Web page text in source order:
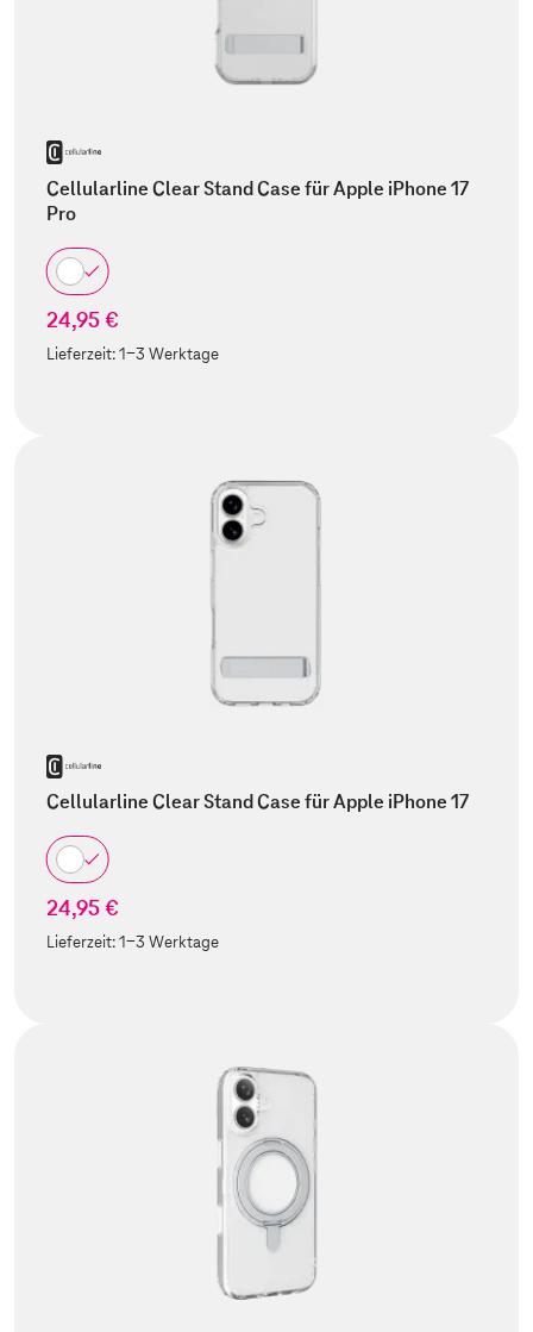
Cellularline Clear Stand Case für Apple iPhone 17
Pro
24,95 €
Lieferzeit:1-3 Werktage
Cellularline Clear Stand Case für Apple iPhone 17
24,95 €
Lieferzeit:1-3 Werktage